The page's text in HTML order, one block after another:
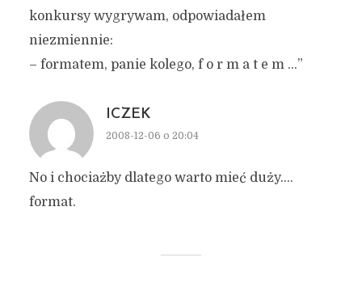
konkursy wygrywam, odpowiadałem
niezmiennie:
– formatem, panie kolego, f o r m a t e m …”
ICZEK
2008-12-06 o 20:04
No i chociażby dlatego warto mieć duży….
format.